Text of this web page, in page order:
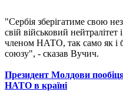
"Сербія зберігатиме свою
свій військовий нейтралітет
членом НАТО, так само як і
союзу", - сказав Вучич.
Президент Молдови
НАТО в країні